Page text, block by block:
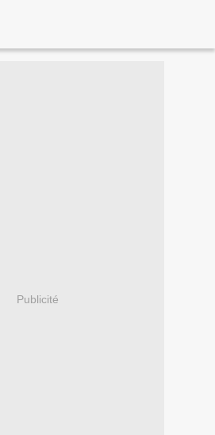
Publicité